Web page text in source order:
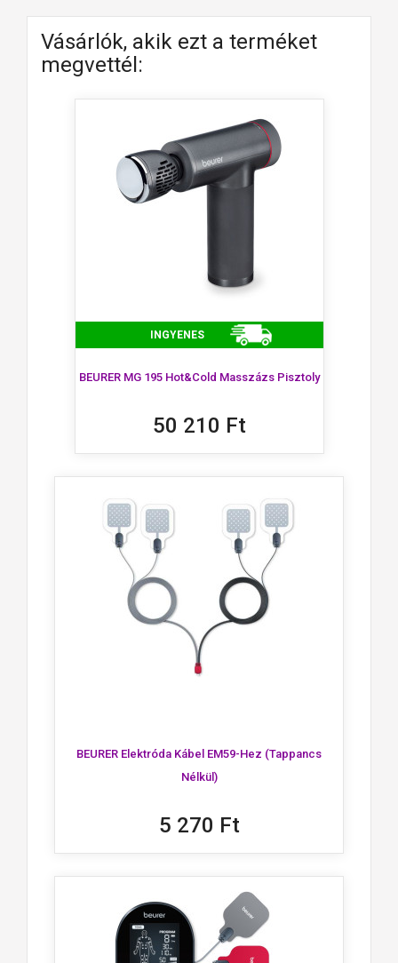
Vásárlók, akik ezt a terméket
megvettél:
INGYENES
BEURER MG 195 Hot&Cold Masszázs Pisztoly
50 210 Ft
BEURER Elektróda Kábel EM59-Hez (tappancs
Nélkül)
5 270 Ft